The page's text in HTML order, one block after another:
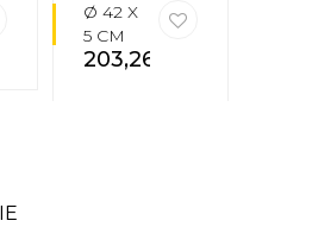
Ø 42 X
5 CM
203,26